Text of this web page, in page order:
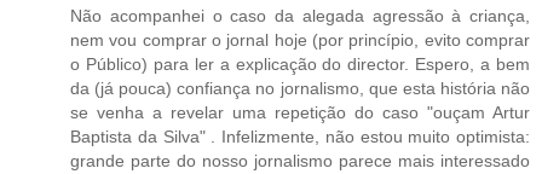
Não acompanhei o caso da alegada agressão à criança,
nem vou comprar o jornal hoje (por princípio, evito comprar
o Público) para ler a explicação do director. Espero, a bem
da (já pouca) confiança no jornalismo, que esta história não
se venha a revelar uma repetição do caso "ouçam Artur
Baptista da Silva" . Infelizmente, não estou muito optimista:
grande parte do nosso jornalismo parece mais interessado